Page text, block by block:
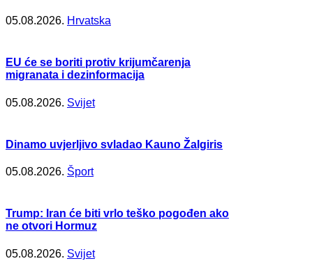
05.08.2026. Hrvatska
EU će se boriti protiv krijumčarenja
migranata i dezinformacija
05.08.2026. Svijet
Dinamo uvjerljivo svladao Kauno Žalgiris
05.08.2026. Šport
Trump: Iran će biti vrlo teško pogođen ako
ne otvori Hormuz
05.08.2026. Svijet